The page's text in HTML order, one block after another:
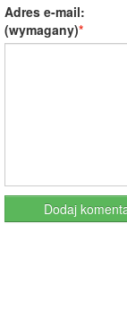
Adres e-mail:
(wymagany)